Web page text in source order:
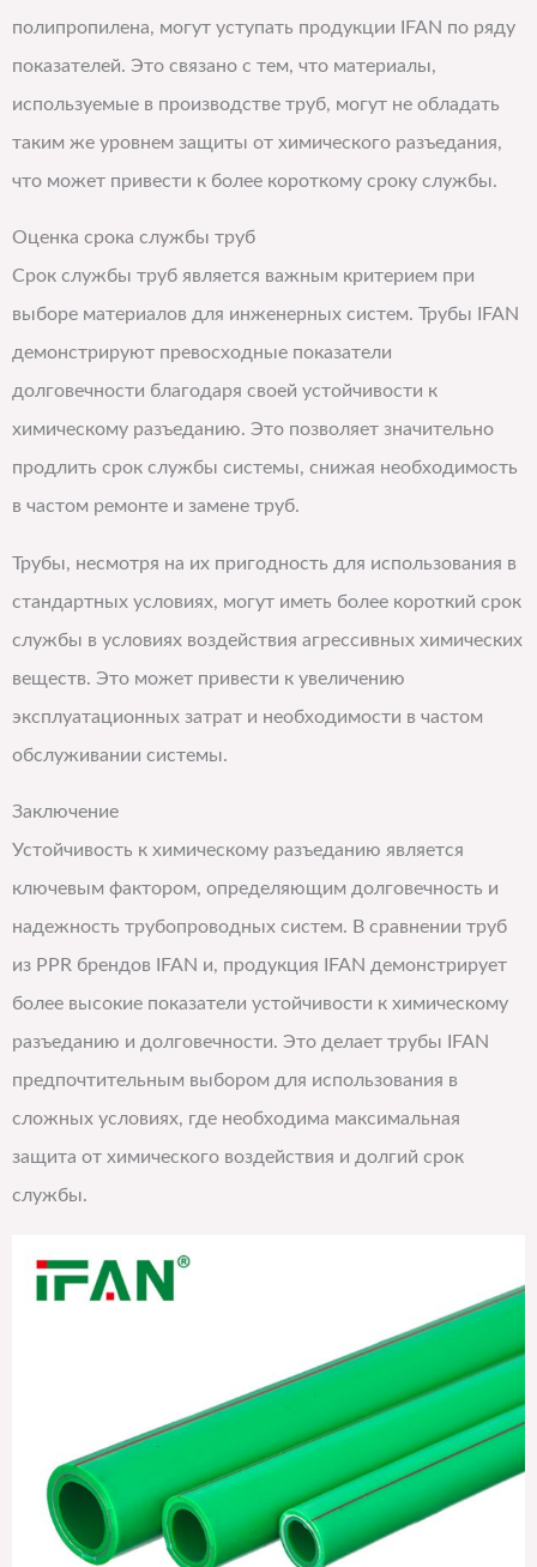
полипропилена, могут уступать продукции IFAN по ряду
показателей. Это связано с тем, что материалы,
используемые в производстве труб, могут не обладать
таким же уровнем защиты от химического разъедания,
что может привести к более короткому сроку службы.
Оценка срока службы труб
Срок службы труб является важным критерием при
выборе материалов для инженерных систем. Трубы IFAN
демонстрируют превосходные показатели
долговечности благодаря своей устойчивости к
химическому разъеданию. Это позволяет значительно
продлить срок службы системы, снижая необходимость
в частом ремонте и замене труб.
Трубы, несмотря на их пригодность для использования в
стандартных условиях, могут иметь более короткий срок
службы в условиях воздействия агрессивных химических
веществ. Это может привести к увеличению
эксплуатационных затрат и необходимости в частом
обслуживании системы.
Заключение
Устойчивость к химическому разъеданию является
ключевым фактором, определяющим долговечность и
надежность трубопроводных систем. В сравнении труб
из PPR брендов IFAN и, продукция IFAN демонстрирует
более высокие показатели устойчивости к химическому
разъеданию и долговечности. Это делает трубы IFAN
предпочтительным выбором для использования в
сложных условиях, где необходима максимальная
защита от химического воздействия и долгий срок
службы.